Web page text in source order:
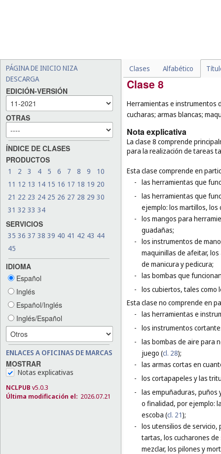
PÁGINA DE INICIO NIZA
DESCARGA
EDICIÓN-VERSIÓN
OTRAS
ÍNDICE DE CLASES
PRODUCTOS
1 2 3 4 5 6 7 8 9
10
11 12 13 14 15 16 17 18 19 20
21 22 23 24 25 26 27 28 29 30
31 32 33 34
SERVICIOS
35 36 37 38 39 40 41 42 43 44
45
IDIOMA
Español
Inglés
Español/Inglés
Inglés/Español
ENLACES A OFICINAS DE MARCAS
MOSTRAR
Notas explicativas
NCLPUB v5.0.3
Última modificación el: 2026.07.21
Clases Alfabético
aparatos y máquinas
Clase 8
Herramientas e instrumentos
cucharas; armas blancas;
Nota explicativa
La clase 8 comprende
para la realización de tareas
Esta clase comprende en
- las herramientas que
- las herramientas que
ejemplo: los martillos, los
- los mangos para
guadañas;
- los instrumentos de
maquinillas de afeitar,
de manicura y pedicura;
- las bombas que
- los cubiertos, tales como
Esta clase no comprende en
- las herramientas e
- los instrumentos
- las bombas de aire para
juego (cl. 28);
- las armas cortas en
- los cortapapeles y las
- las empuñaduras, puños
o finalidad, por ejemplo:
escoba (cl. 21);
- los utensilios de servicio,
tartas, los cucharones de
mezclar, los pilones y